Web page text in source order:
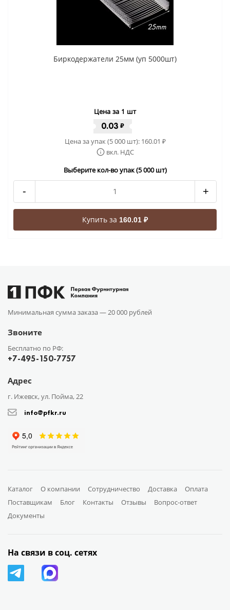
Биркодержатели 25мм (уп 5000шт)
Цена за 1 шт
0.03 ₽
Цена за упак (5 000 шт): 160.01 ₽
вкл. НДС
Выберите кол-во упак (5 000 шт)
- +
Купить за 160.01 ₽
Минимальная сумма заказа — 20 000 рублей
Звоните
Бесплатно по РФ:
+7-495-150-7757
Адрес
г. Ижевск, ул. Пойма, 22
info@pfkr.ru
Каталог О компании Сотрудничество Доставка
Оплата
Поставщикам
Блог Контакты Отзывы
Вопрос-ответ
Документы
На связи в соц. сетях